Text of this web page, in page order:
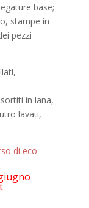
base;
stampe in
pezzi
in lana,
lavati,
di eco-